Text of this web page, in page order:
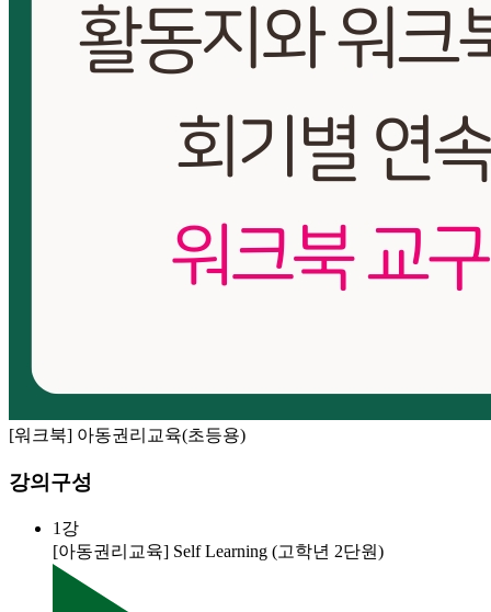
[워크북] 아동권리교육(초등용)
강의구성
1강
[아동권리교육] Self Learning (고학년 2단원)